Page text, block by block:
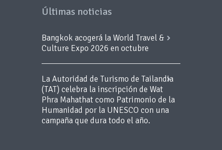
Últimas noticias
Bangkok acogerá la World Travel &
Culture Expo 2026 en octubre
La Autoridad de Turismo de Tailandia
(TAT) celebra la inscripción de Wat
Phra Mahathat como Patrimonio de la
Humanidad por la UNESCO con una
campaña que dura todo el año.